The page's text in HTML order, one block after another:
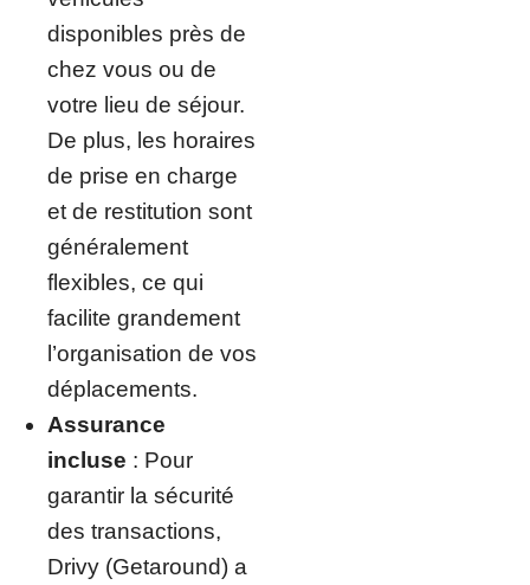
disponibles près de
chez vous ou de
votre lieu de séjour.
De plus, les horaires
de prise en charge
et de restitution sont
généralement
flexibles, ce qui
facilite grandement
l’organisation de vos
déplacements.
Assurance
incluse : Pour
garantir la sécurité
des transactions,
Drivy (Getaround) a